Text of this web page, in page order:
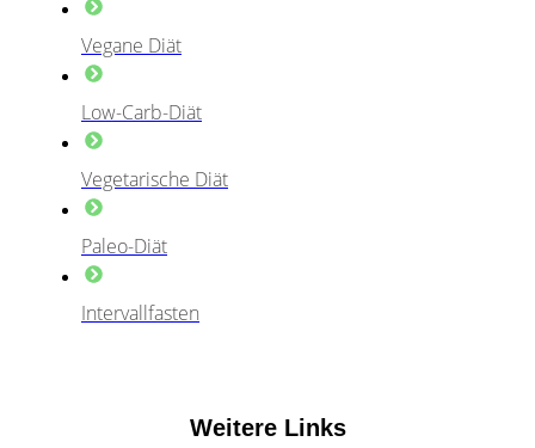
Vegane Diät
Low-Carb-Diät
Vegetarische Diät
Paleo-Diät
Intervallfasten
Weitere Links